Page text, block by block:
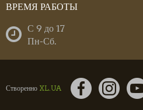
ВРЕМЯ РАБОТЫ
С 9 до 17
Пн-Сб.
Створенно XL.UA